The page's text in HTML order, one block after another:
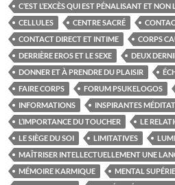
C’EST L’EXCÈS QUI EST PÉNALISANT ET
CELLULES
CENTRE SACRÉ
CONTACT DIRECT ET INTIME
CORPS
DERRIÈRE EROS ET LE SEXE
DEUX
DONNER ET À PRENDRE DU PLAISIR
FAIRE CORPS
FORUM PSUKELOGOS
INFORMATIONS
INSPIRANTES
L’IMPORTANCE DU TOUCHER
LE
LE SIÈGE DU SOI
LIMITATIVES
MAÎTRISER INTELLECTUELLEMENT UNE
MÉMOIRE KARMIQUE
MENTAL